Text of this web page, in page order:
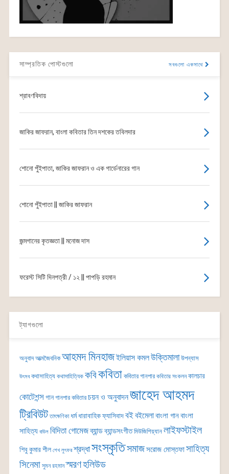
সাম্প্রতিক পোস্টগুলো সবগুলো একসাথে
শ্রাবণবিদায়
জাকির জাফরান, বাংলা কবিতার তিন দশকের তবিলদার
শোনো পুঁইপাতা, জাকির জাফরান ও এক গার্ডেনারের গান
শোনো পুঁইপাতা || জাকির জাফরান
জন্মগানের কৃতজ্ঞতা || মনোজ দাস
ফরেস্ট সিটি দিনপত্রী / ১২ || পাপড়ি রহমান
ট্যাগগুলো
অনুবাদ আত্মজৈবনিক আহমদ মিনহাজইলিয়াস কমলউক্তিমালা উপন্যাস
উৎসব কথাসাহিত্য কথাসাহিত্যিক কবিকবিতা কবিতার গানপার কবিতার সংকলন কালচার
কোটেশন্সগান গানপার কবিতার চয়ন ও অনুবাদনজাহেদ আহমদ
ট্রিবিউট তাৎক্ষণিকা ধর্ম ধারাবাহিকফ্যাসিবাদবইবইমেলাবাংলা গানবাংলা
সাহিত্য বাউল বিদিতা গোমেজব্যান্ডব্যান্ডসংগীত মিউজিশিয়্যান লাইফস্টাইল
শিবু কুমার শীল শেখ লুৎফর শ্রদ্ধাসংস্কৃতিসমাজসরোজ মোস্তফাসাহিত্য
সিনেমা সুমন রহমান স্মরণহলিউড